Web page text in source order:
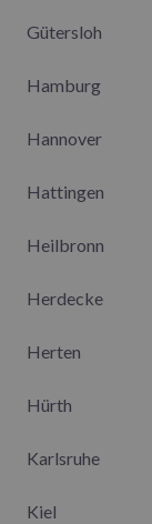
Gütersloh
Hamburg
Hannover
Hattingen
Heilbronn
Herdecke
Herten
Hürth
Karlsruhe
Kiel